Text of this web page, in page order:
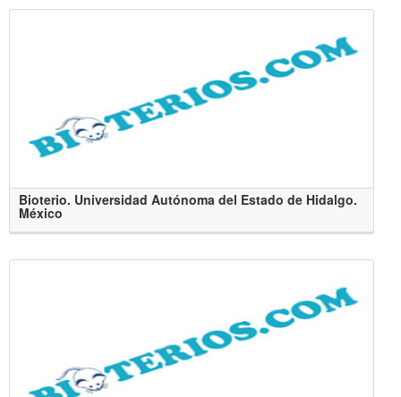
Bioterio. Universidad Autónoma del Estado de Hidalgo.
México